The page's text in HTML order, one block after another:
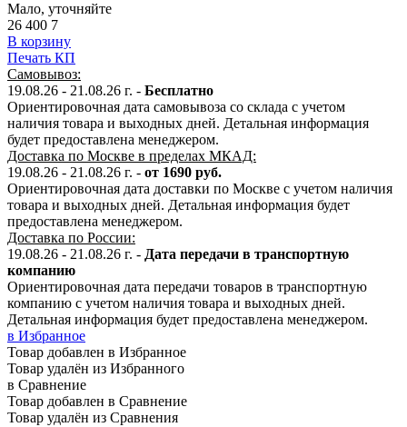
Мало, уточняйте
26 400 7
В корзину
Печать КП
Самовывоз:
19.08.26 - 21.08.26 г. - Бесплатно
Ориентировочная дата самовывоза со склада с учетом
наличия товара и выходных дней. Детальная информация
будет предоставлена менеджером.
Доставка по Москве в пределах МКАД:
19.08.26 - 21.08.26 г. - от 1690 руб.
Ориентировочная дата доставки по Москве с учетом наличия
товара и выходных дней. Детальная информация будет
предоставлена менеджером.
Доставка по России:
19.08.26 - 21.08.26 г. - Дата передачи в транспортную
компанию
Ориентировочная дата передачи товаров в транспортную
компанию с учетом наличия товара и выходных дней.
Детальная информация будет предоставлена менеджером.
в Избранное
Товар добавлен в Избранное
Товар удалён из Избранного
в Сравнение
Товар добавлен в Сравнение
Товар удалён из Сравнения